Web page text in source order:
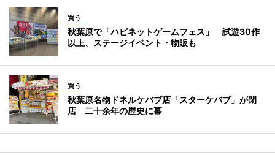
買う
秋葉原で「ハピネットゲームフェス」 試遊30作
以上、ステージイベント・物販も
買う
秋葉原名物ドネルケバブ店「スターケバブ」が閉
店 二十余年の歴史に幕